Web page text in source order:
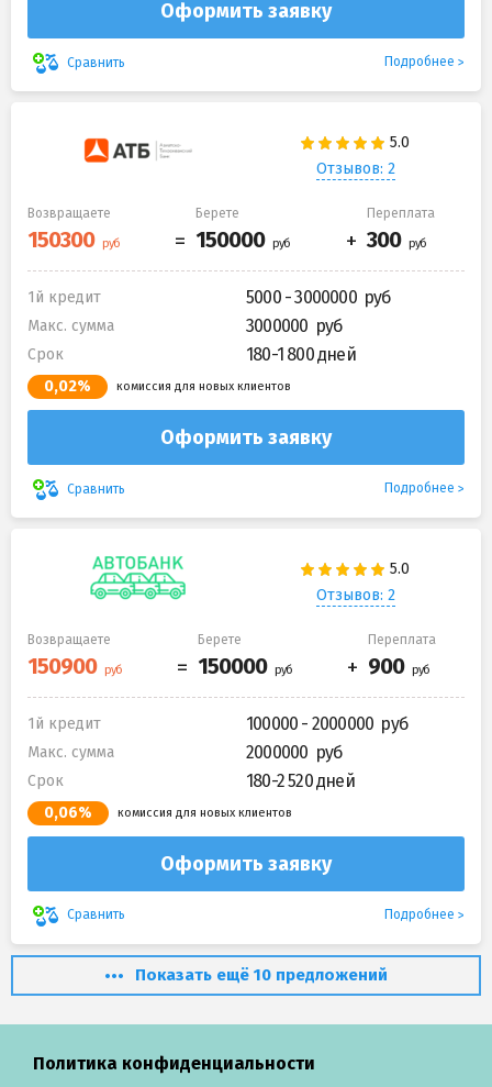
Оформить заявку
Сравнить Подробнее
Отзывов: 2
Возвращаете Берете Переплата
1й кредит 5000 - 3000000
Макс. сумма 3000000
Срок 180-1 800 дней
0,02% комиссия для новых клиентов
Оформить заявку
Сравнить Подробнее
Отзывов: 2
Возвращаете Берете Переплата
1й кредит 100000 - 2000000
Макс. сумма 2000000
Срок 180-2 520 дней
0,06% комиссия для новых клиентов
Оформить заявку
Сравнить Подробнее
Показать ещё 10 предложений
Политика конфиденциальности